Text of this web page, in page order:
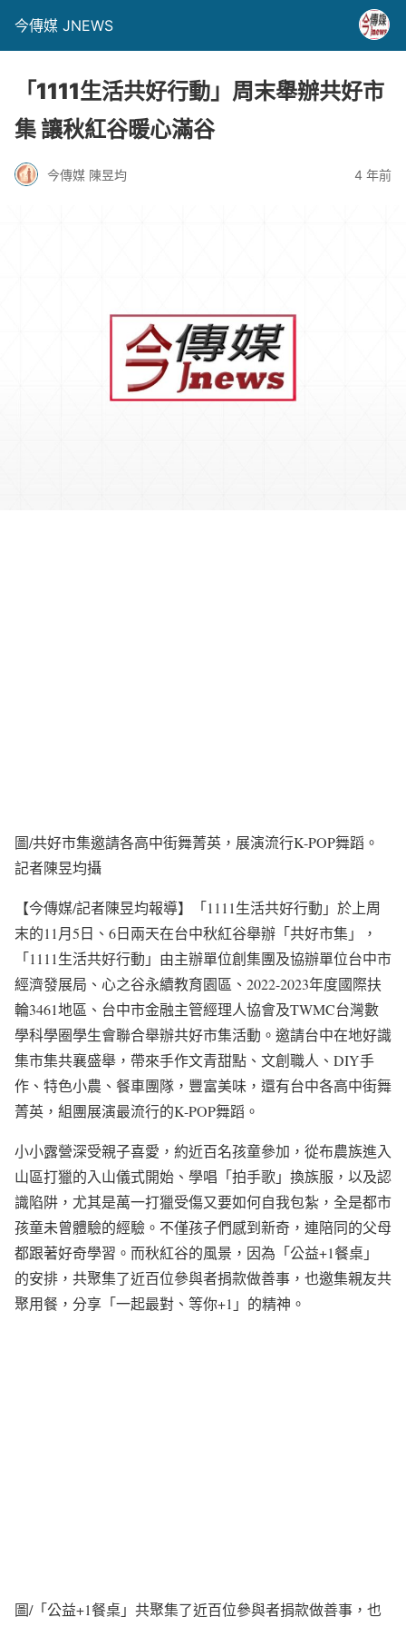
今傳媒 JNEWS
「1111生活共好行動」周末舉辦共好市
集 讓秋紅谷暖心滿谷
今傳媒 陳昱均 4 年前
圖/共好市集邀請各高中街舞菁英，展演流行K-POP舞蹈。
記者陳昱均攝
【今傳媒/記者陳昱均報導】「1111生活共好行動」於上周
末的11月5日、6日兩天在台中秋紅谷舉辦「共好市集」，
「1111生活共好行動」由主辦單位創集團及協辦單位台中市
經濟發展局、心之谷永續教育園區、2022-2023年度國際扶
輪3461地區、台中市金融主管經理人協會及TWMC台灣數
學科學圈學生會聯合舉辦共好市集活動。邀請台中在地好識
集市集共襄盛舉，帶來手作文青甜點、文創職人、DIY手
作、特色小農、餐車團隊，豐富美味，還有台中各高中街舞
菁英，組團展演最流行的K-POP舞蹈。
小小露營深受親子喜愛，約近百名孩童參加，從布農族進入
山區打獵的入山儀式開始、學唱「拍手歌」換族服，以及認
識陷阱，尤其是萬一打獵受傷又要如何自我包紮，全是都市
孩童未曾體驗的經驗。不僅孩子們感到新奇，連陪同的父母
都跟著好奇學習。而秋紅谷的風景，因為「公益+1餐桌」
的安排，共聚集了近百位參與者捐款做善事，也邀集親友共
聚用餐，分享「一起最對、等你+1」的精神。
圖/「公益+1餐桌」共聚集了近百位參與者捐款做善事，也